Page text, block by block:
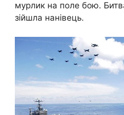
мурлик на поле бою.
зійшла нанівець.